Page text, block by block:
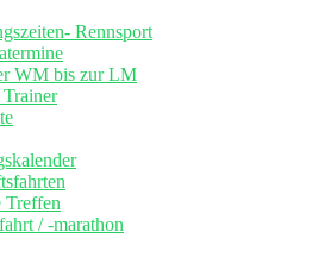
Rennsport
WM bis zur LM
Trainer
Treffen
/ -marathon